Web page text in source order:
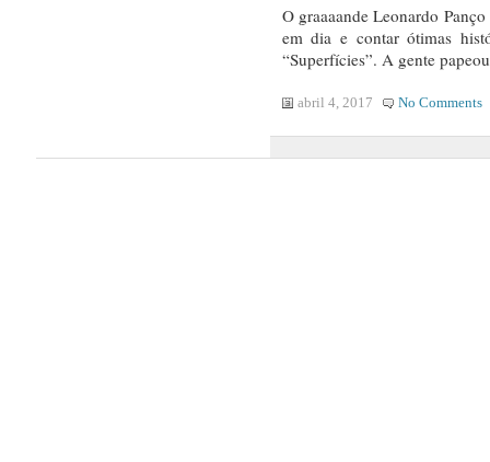
O graaaande Leonardo
em dia e contar ótimas
“Superfícies”. A gente
abril 4, 2017 No Comments